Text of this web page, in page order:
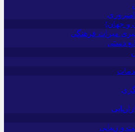
و جهان)
میراث فرهنگی
دستی
و زیبایی